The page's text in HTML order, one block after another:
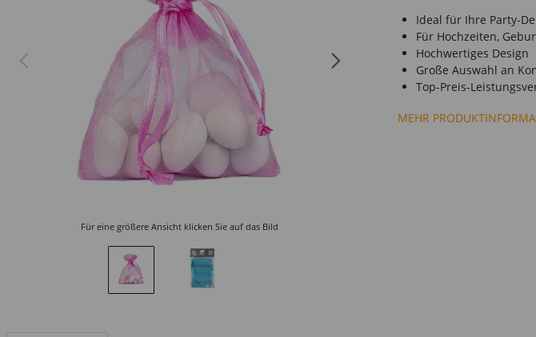
Für eine größere Ansicht klicken Sie auf das Bild
Ideal für Ihre Party-
Für Hochzeiten,
Hochwertiges Design
Große Auswahl an
Top-Preis-
MEHR